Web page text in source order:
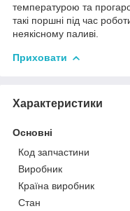
температурою та
такі поршні під час
неякісному паливі.
Приховати
Характеристики
Основні
Код запчастини
Виробник
Країна виробник
Стан